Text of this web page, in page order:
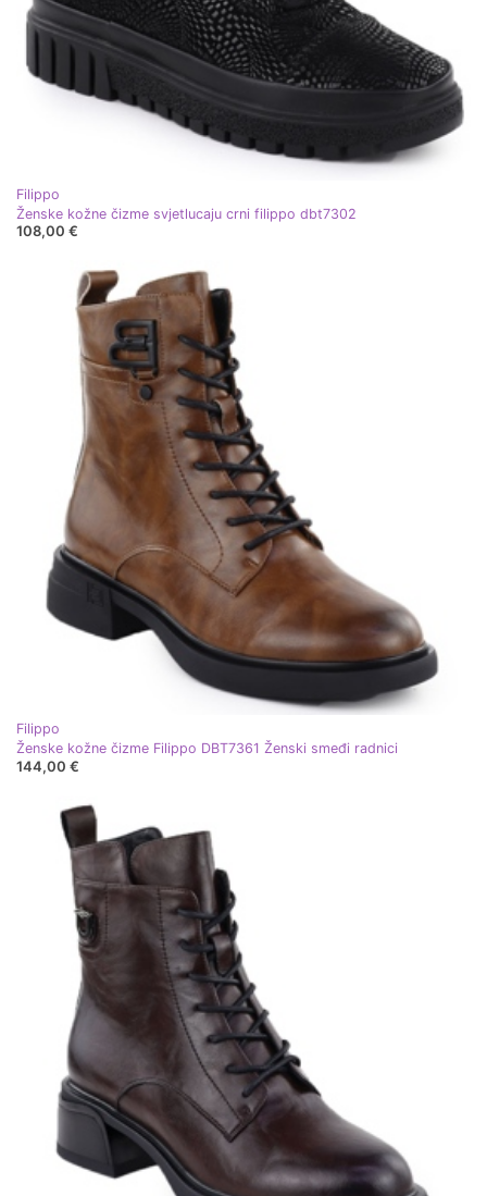
Filippo
Ženske kožne čizme svjetlucaju crni filippo dbt7302
108,00 €
Filippo
Ženske kožne čizme Filippo DBT7361 Ženski smeđi radnici
144,00 €